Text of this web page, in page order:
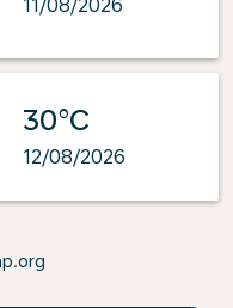
11/08/2026
30°C
12/08/2026